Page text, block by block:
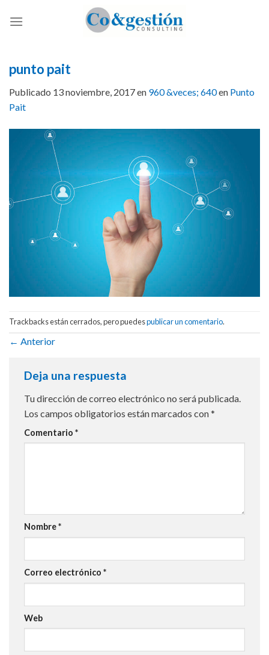
punto pait
Publicado 13 noviembre, 2017en 960 &veces; 640en Punto
Pait
Trackbacks están cerrados, pero puedespublicar un comentario.
← Anterior
Deja una respuesta
Tu dirección de correo electrónico no será publicada.
Los campos obligatorios están marcados con*
Comentario *
Nombre*
Correo electrónico *
Web